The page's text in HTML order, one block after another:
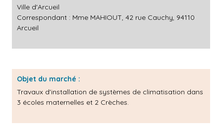
Ville d'Arcueil
Correspondant : Mme MAHIOUT, 42 rue Cauchy, 94110
Arcueil
Objet du marché :
Travaux d'installation de systèmes de climatisation dans
3 écoles maternelles et 2 Crèches.